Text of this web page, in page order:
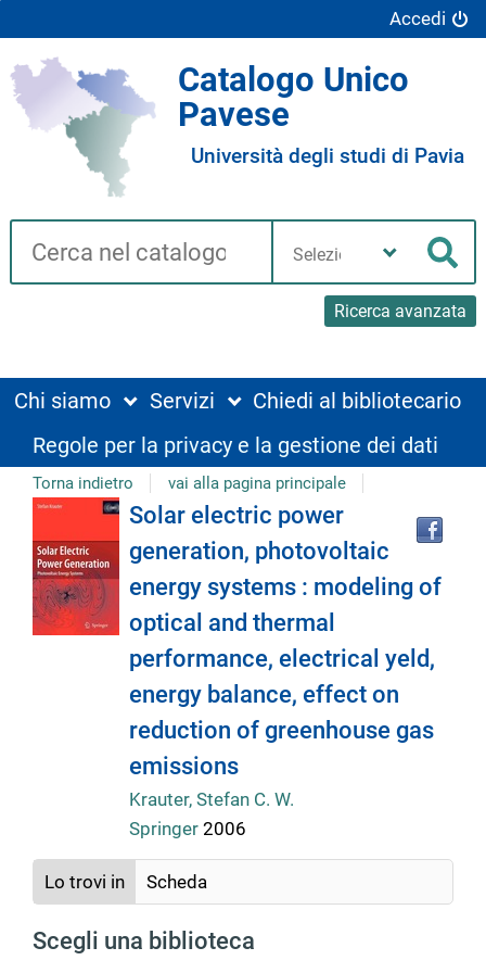
Accedi
Catalogo Unico
Pavese
Università degli studi di Pavia
Cerca su "Catalogo"
Ricerca avanzata
biblioteca
Chi siamo Servizi
Chiedi al bibliotecario
Regole per la privacy e la gestione dei dati
Torna indietro vai alla pagina principale
Dettaglio
del
documento
Solar electric power
generation, photovoltaic
energy systems : modeling of
optical and thermal
performance, electrical yeld,
energy balance, effect on
reduction of greenhouse gas
emissions
Krauter, Stefan C. W.
Springer 2006
Lo trovi in Scheda
Scegli una biblioteca